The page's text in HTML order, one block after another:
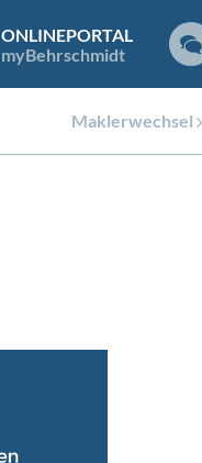
ONLINEPORTAL
myBehrschmidt
Maklerwechsel